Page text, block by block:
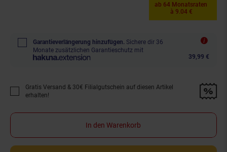
ab 64 Monatsraten
à 9.04 €
Garantieverlängerung hinzufügen. Sichere dir 36
Monate zusätzlichen Garantieschutz mit
39,99 €
Promotion "Gratis Versand &amp; 30€ Filialgutschein auf diesen Artikel
Gratis Versand & 30€ Filialgutschein auf diesen Artikel
erhalten!
In den Warenkorb